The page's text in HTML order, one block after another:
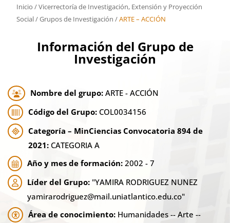
Inicio /Vicerrectoría de Investigación, Extensión y Proyección
Social/Grupos de Investigación /ARTE – ACCIÓN
Información del Grupo de
Investigación
Nombre del grupo: ARTE - ACCIÓN
Código del Grupo: COL0034156
Categoría – MinCiencias Convocatoria 894 de
2021: CATEGORIA A
Año y mes de formación: 2002 - 7
Líder del Grupo: "YAMIRA RODRIGUEZ NUNEZ
yamirarodriguez@mail.uniatlantico.edu.co"
Área de conocimiento: Humanidades -- Arte --